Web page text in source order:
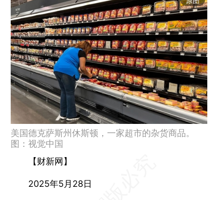
美国德克萨斯州休斯顿，一家超市的杂货商品。
图：视觉中国
【财新网】
2025年5月28日